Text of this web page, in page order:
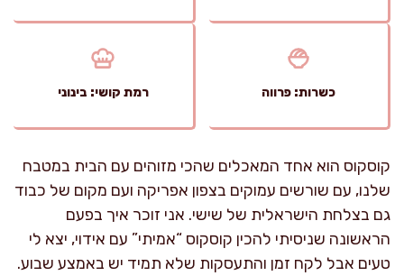
כשרות: פרווה רמת קושי: בינוני
קוסקוס הוא אחד המאכלים שהכי מזוהים עם הבית במטבח
שלנו, עם שורשים עמוקים בצפון אפריקה ועם מקום של כבוד
גם בצלחת הישראלית של שישי. אני זוכר איך בפעם
הראשונה שניסיתי להכין קוסקוס “אמיתי” עם אידוי, יצא לי
טעים אבל לקח זמן והתעסקות שלא תמיד יש באמצע שבוע.